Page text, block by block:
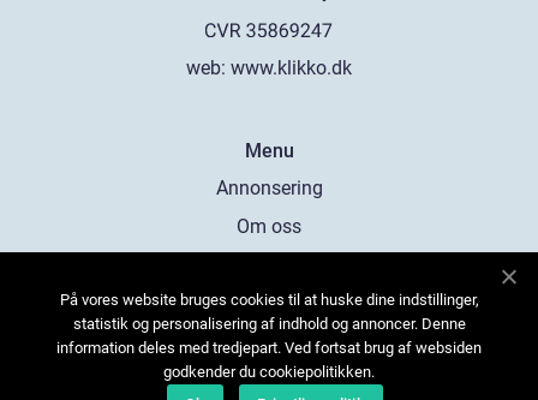
web: www.klikko.dk
Menu
Annonsering
Om oss
Kontakta oss
Sitemap
På vores website bruges cookies til at huske dine indstillinger,
statistik og personalisering af indhold og annoncer. Denne
information deles med tredjepart. Ved fortsat brug af websiden
godkender du cookiepolitikken.